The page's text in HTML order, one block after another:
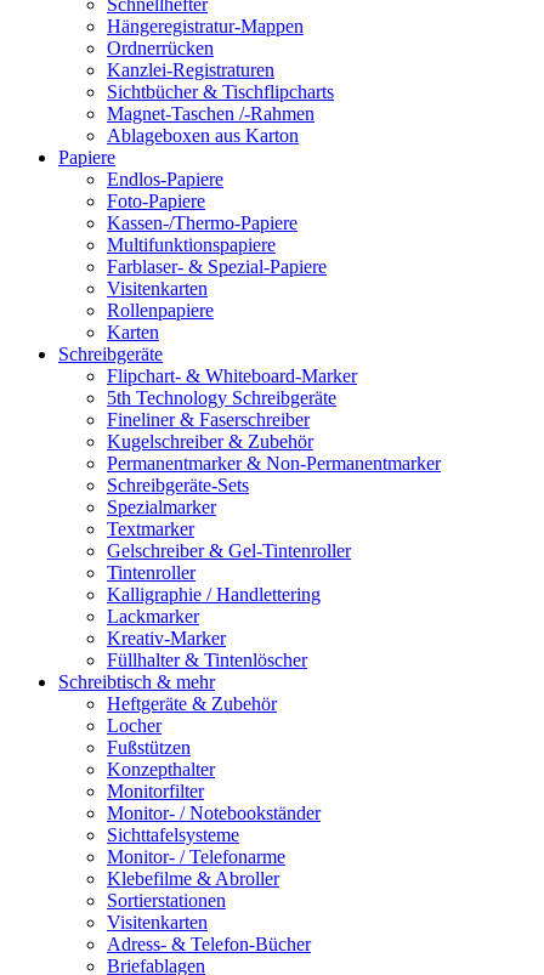
Schnellhefter
Hängeregistratur-Mappen
Ordnerrücken
Kanzlei-Registraturen
Sichtbücher & Tischflipcharts
Magnet-Taschen /-Rahmen
Ablageboxen aus Karton
Papiere
Endlos-Papiere
Foto-Papiere
Kassen-/Thermo-Papiere
Multifunktionspapiere
Farblaser- & Spezial-Papiere
Visitenkarten
Rollenpapiere
Karten
Schreibgeräte
Flipchart- & Whiteboard-Marker
5th Technology Schreibgeräte
Fineliner & Faserschreiber
Kugelschreiber & Zubehör
Permanentmarker & Non-Permanentmarker
Schreibgeräte-Sets
Spezialmarker
Textmarker
Gelschreiber & Gel-Tintenroller
Tintenroller
Kalligraphie / Handlettering
Lackmarker
Kreativ-Marker
Füllhalter & Tintenlöscher
Schreibtisch & mehr
Heftgeräte & Zubehör
Locher
Fußstützen
Konzepthalter
Monitorfilter
Monitor- / Notebookständer
Sichttafelsysteme
Monitor- / Telefonarme
Klebefilme & Abroller
Sortierstationen
Visitenkarten
Adress- & Telefon-Bücher
Briefablagen